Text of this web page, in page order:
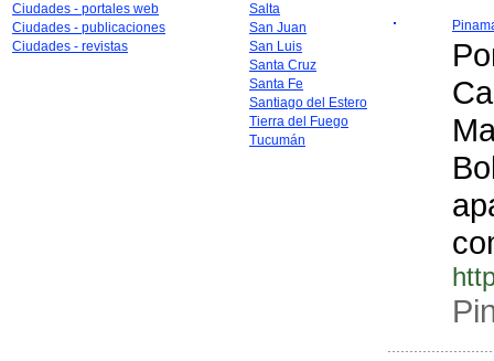
Ciudades - portales web
Ciudades - publicaciones
Ciudades - revistas
Salta
San Juan
San Luis
Santa Cruz
Santa Fe
Santiago del Estero
Tierra del Fuego
Tucumán